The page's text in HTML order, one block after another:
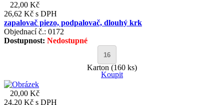
22,00 Kč
26,62 Kč s DPH
zapalovač piezo, podpalovač, dlouhý krk
Objednací č.: 0172
Dostupnost: Nedostupné
Karton (160 ks)
Koupit
20,00 Kč
24,20 Kč s DPH